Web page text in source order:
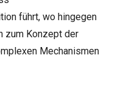
führt, wo hingegen
zum Konzept der
Mechanismen